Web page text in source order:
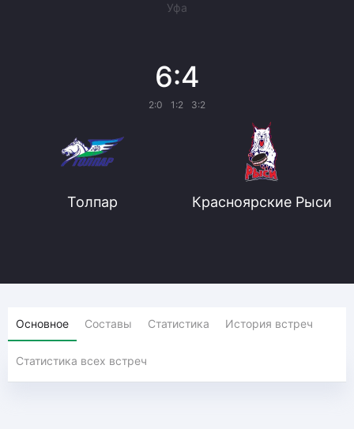
Толпар
Уфа
6:4
2:0 1:2 3:2
Красноярские Рыси
Основное Составы Статистика История встреч
Статистика всех встреч